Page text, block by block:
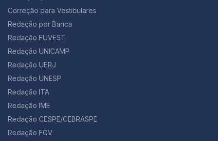
sobre a importância de desenvolver o hábito de ler,
não é? Jorge Luis Borges foi um conhecido poeta
argentino. Difícil escolher o melhor verso… este é fácil
de decorar: “As vozes desses mortos Dir-me-ão para
sempre.” 5. “Educação Indígena” – Márcia Wayna
biodiversidade, Nesse verde eu cresci E conheci sua
bondade, Partilhar água e sombra, Sem ver nisso tanta
maldade. Mas logo veio o “outro”, E mostrou-me com
sua maldade, A importância da escrita E vi nela uma
necessidade, Fui estudar na escola do branco Para
entender sua realidade. Compreendi que a cultura é
existem fronteiras Para aprender, lutar e caminhar A
endometriose que já caíram em provas anteriores:
Questão 01 [UNCISAL 2° Dia 2013] A tensão pré-
menstrual (TPM) ainda é uma das principais queixas
femininas, já que ela está diretamente associada aos
ciclos hormonais e à ovulação. Alterações de humor,
cólicas, dores no corpo e inchaço estão entre os
menstrual. Atualmente, observa-se que alguns
métodos de supressão menstrual são utilizados – pílula
anticoncepcional de uso contínuo; injeção trimestral de
derivados da progesterona; implante subcutâneo que
libera doses mínimas diárias de um derivado da
progesterona; dispositivo intrauterino (DIU) que
Correção para Vestibulares
Redação por Banca
Redação FUVEST
Redação UNICAMP
Redação UERJ
Redação UNESP
Redação ITA
Redação IME
Redação CESPE/CEBRASPE
Redação FGV